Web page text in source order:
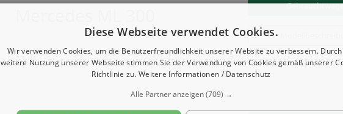
Diese Webseite verwendet Cookies.
Wir verwenden Cookies, um die Benutzerfreundlichkeit unserer Website zu verbessern.
weitere Nutzung unserer Webseite stimmen Sie der Verwendung von Cookies gemäß unserer
Richtlinie zu. Weitere Informationen / Datenschutz
Alle Partner anzeigen(709) →